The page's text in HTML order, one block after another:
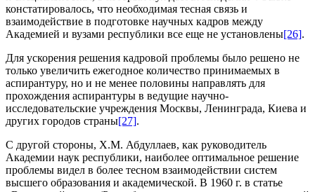
констатировалось, что необходимая тесная связь и
взаимодействие в подготовке научных кадров между
Академией и вузами республики все еще не установлены[26].
Для ускорения решения кадровой проблемы было решено не
только увеличить ежегодное количество принимаемых в
аспирантуру, но и не менее половины направлять для
прохождения аспирантуры в ведущие научно-
исследовательские учреждения Москвы, Ленинграда, Киева и
других городов страны[27].
С другой стороны, Х.М. Абдуллаев, как руководитель
Академии наук республики, наиболее оптимальное решение
проблемы видел в более тесном взаимодействии систем
высшего образования и академической. В 1960 г. в статье